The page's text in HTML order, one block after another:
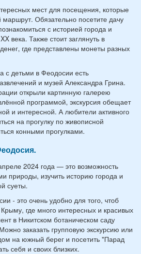
мест для посещения, которые
маршрут. Обязательно посетите дачу
с историей города и
века. Также стоит заглянуть в
где представлены монеты разных
с детьми в Феодосии есть
и музей Александра Грина.
открыли картинную галерею
программой, экскурсия обещает
и интересной. А любители активного
на прогулку по живописной
конными прогулками.
2024 года — это возможность
природы, изучить историю города и
суеты.
- это очень удобно для того, чтоб
где много интересных и красивых
в Никитском ботаническом саду
заказать групповую экскурсию или
на южный берег и посетить "Парад
себя и своих близких.